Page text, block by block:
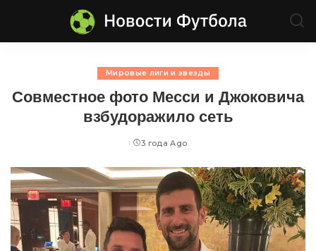
Мировые лиги и звезды
Совместное фото Месси и Джоковича
взбудоражило сеть
Posted
3 года Ago